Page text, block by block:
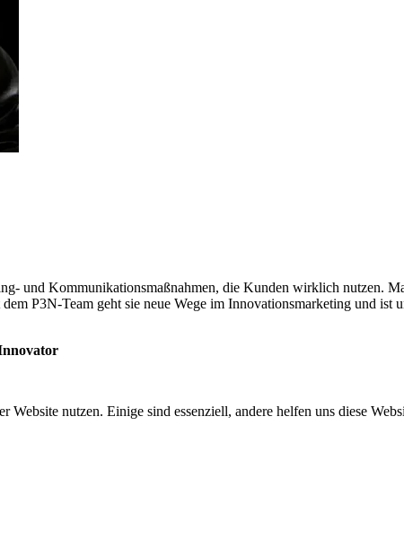
und Kommunikationsmaßnahmen, die Kunden wirklich nutzen.
P3N-Team geht sie neue Wege im Innovationsmarketing und
nutzen. Einige sind essenziell, andere helfen uns diese